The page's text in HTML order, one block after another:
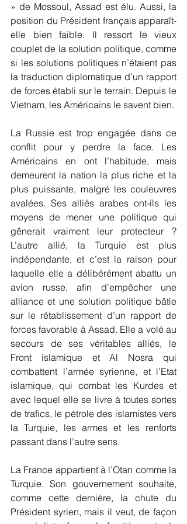
» de Mossoul, Assad est élu. Aussi, la
position du Président français apparaît-
elle bien faible. Il ressort le vieux
couplet de la solution politique, comme
si les solutions politiques n’étaient pas
la traduction diplomatique d’un rapport
de forces établi sur le terrain. Depuis le
La Russie est trop engagée dans ce
conflit pour y perdre la face. Les
Américains en ont l’habitude, mais
demeurent la nation la plus riche et la
plus puissante, malgré les couleuvres
avalées. Ses alliés arabes ont-ils les
moyens de mener une politique qui
gênerait vraiment leur protecteur ?
L’autre allié, la Turquie est plus
indépendante, et c’est la raison pour
laquelle elle a délibérément abattu un
avion russe, afin d’empêcher une
alliance et une solution politique bâtie
sur le rétablissement d’un rapport de
forces favorable à Assad. Elle a volé au
secours de ses véritables alliés, le
Front islamique et Al Nosra qui
combattent l’armée syrienne, et l’Etat
islamique, qui combat les Kurdes et
avec lequel elle se livre à toutes sortes
de trafics, le pétrole des islamistes vers
la Turquie, les armes et les renforts
passant dans l’autre sens.
La France appartient à l’Otan comme la
Turquie. Son gouvernement souhaite,
comme cette dernière, la chute du
Président syrien, mais il veut, de façon